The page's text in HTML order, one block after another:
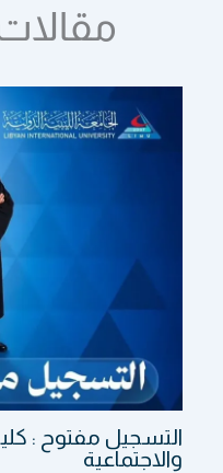
التسجيل مفتوح :
والاجتماعية